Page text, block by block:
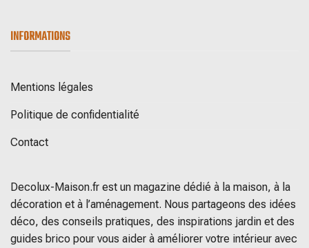
INFORMATIONS
Mentions légales
Politique de confidentialité
Contact
Decolux-Maison.fr est un magazine dédié à la maison, à la
décoration et à l’aménagement. Nous partageons des idées
déco, des conseils pratiques, des inspirations jardin et des
guides brico pour vous aider à améliorer votre intérieur avec